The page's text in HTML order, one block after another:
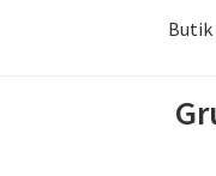
Butik